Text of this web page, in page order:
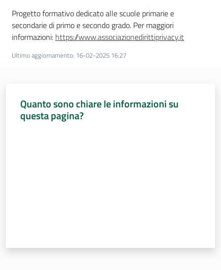
Assemblea
legislativa
Assemblea
Argomenti
Progetto formativo dedicato alle scuole primarie e
secondarie di primo e secondo grado. Per maggiori
informazioni: https://www.associazionedirittiprivacy.it
Ultimo aggiornamento: 16-02-2025 16:27
Quanto sono chiare le informazioni su
questa pagina?